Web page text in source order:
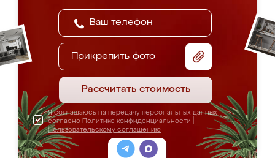
Прикрепить фото
Рассчитать стоимость
Я соглашаюсь на передачу персональных данных
согласно Политике конфиденциальности
Пользовательскому соглашению